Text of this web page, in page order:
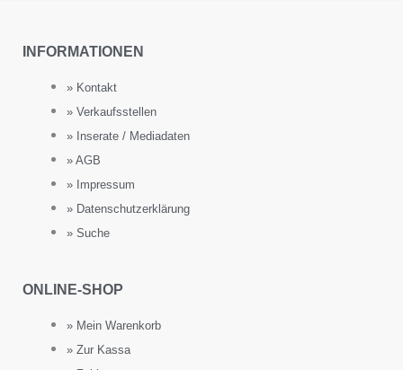
INFORMATIONEN
» Kontakt
» Verkaufsstellen
» Inserate / Mediadaten
» AGB
» Impressum
» Datenschutzerklärung
» Suche
ONLINE-SHOP
» Mein Warenkorb
» Zur Kassa